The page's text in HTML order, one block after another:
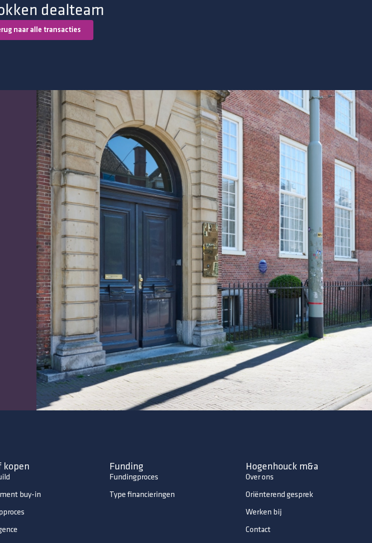
dealteam
naar alle transacties
kopen
buy-in
Funding
Fundingproces
Type financieringen
Hogenhouck m&a
Over ons
Oriënterend gesprek
Werken bij
Contact